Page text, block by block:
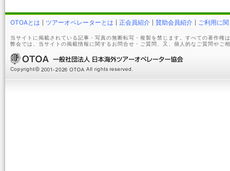
OTOAとは ツアーオペレーターとは 正会員紹介 賛助会員紹介 ご利用に
当サイトに掲載されている記事・写真の無断転写・複製を禁じます。すべての著作権
弊会では、当サイトの掲載情報に関するお問合せ・ご質問、又、個人的なご質問やご